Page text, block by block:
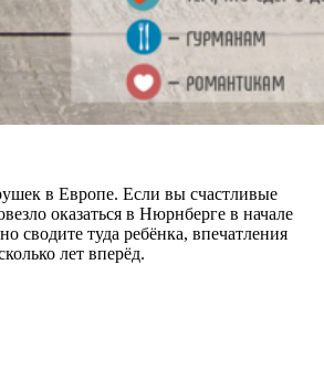
в Европе. Если вы счастливые
оказаться в Нюрнберге в начале
сводите туда ребёнка, впечатления
лет вперёд.